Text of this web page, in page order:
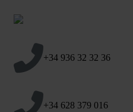
+34 936 32 32 36
+34 628 379 016